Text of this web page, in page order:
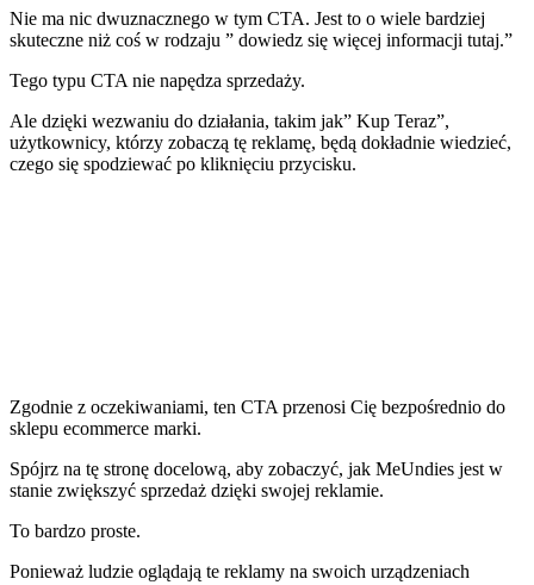
Nie ma nic dwuznacznego w tym CTA. Jest to o wiele bardziej
skuteczne niż coś w rodzaju ” dowiedz się więcej informacji tutaj.”
Tego typu CTA nie napędza sprzedaży.
Ale dzięki wezwaniu do działania, takim jak” Kup Teraz”,
użytkownicy, którzy zobaczą tę reklamę, będą dokładnie wiedzieć,
czego się spodziewać po kliknięciu przycisku.
Zgodnie z oczekiwaniami, ten CTA przenosi Cię bezpośrednio do
sklepu ecommerce marki.
Spójrz na tę stronę docelową, aby zobaczyć, jak MeUndies jest w
stanie zwiększyć sprzedaż dzięki swojej reklamie.
To bardzo proste.
Ponieważ ludzie oglądają te reklamy na swoich urządzeniach